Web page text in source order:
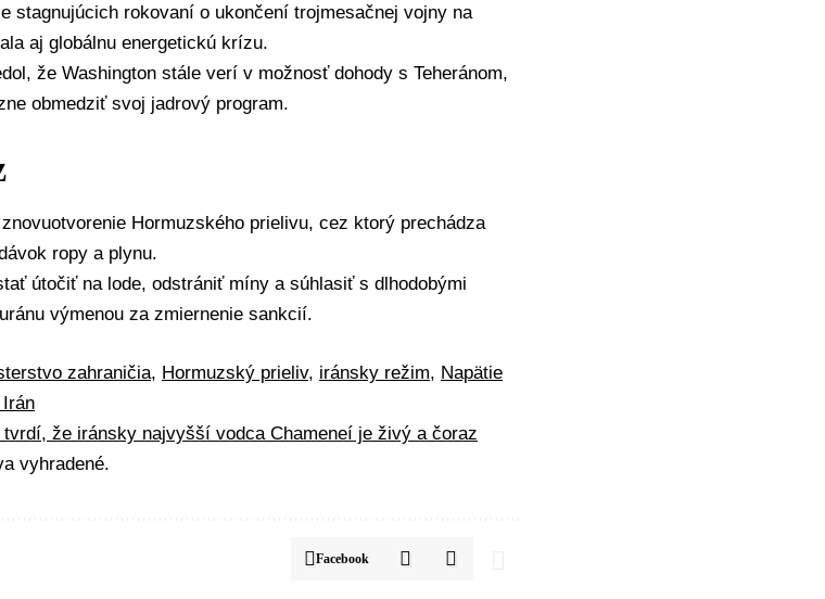
stagnujúcich rokovaní o ukončení trojmesačnej vojny na
aj globálnu energetickú krízu.
že Washington stále verí v možnosť dohody s Teheránom,
obmedziť svoj jadrový program.
Hormuzského prielivu, cez ktorý prechádza
ropy a plynu.
útočiť na lode, odstrániť míny a súhlasiť s dlhodobými
výmenou za zmiernenie sankcií.
zahraničia, Hormuzský prieliv, iránsky režim, Napätie
tvrdí, že iránsky najvyšší vodca Chameneí je živý a čoraz
vyhradené.
Facebook